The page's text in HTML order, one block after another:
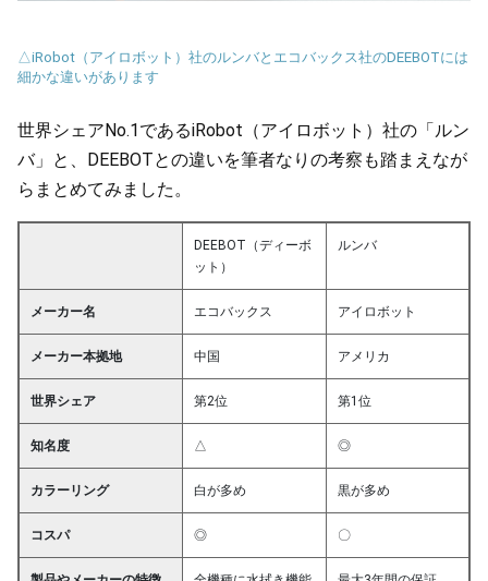
△iRobot（アイロボット）社のルンバとエコバックス社のDEEBOTには
細かな違いがあります
世界シェアNo.1であるiRobot（アイロボット）社の「ルン
バ」と、DEEBOTとの違いを筆者なりの考察も踏まえなが
らまとめてみました。
DEEBOT（ディーボ
ット）
ルンバ
メーカー名 エコバックス アイロボット
メーカー本拠地 中国 アメリカ
世界シェア 第2位 第1位
知名度 △ ◎
カラーリング 白が多め 黒が多め
コスパ ◎ 〇